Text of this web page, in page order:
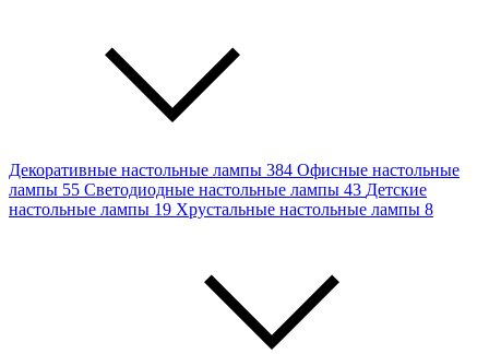
Декоративные настольные лампы 384 Офисные настольные
лампы 55 Светодиодные настольные лампы 43 Детские
настольные лампы 19 Хрустальные настольные лампы 8